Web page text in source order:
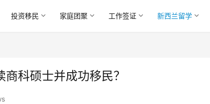
投资移民 家庭团聚 工作签证 新西兰留学
科硕士并成功移民？